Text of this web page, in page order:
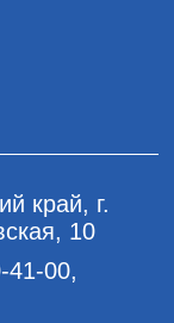
край, г.
10
41-00,